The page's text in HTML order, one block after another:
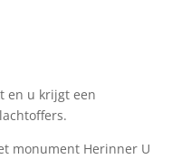
en u krijgt een
monument Herinner U